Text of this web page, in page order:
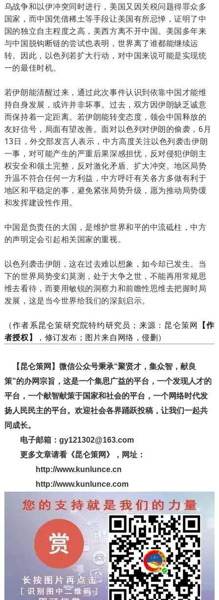
乌战争和以伊冲突同时进行，美国又因关税问题得罪众多
国家，而中国凭借稀土等手段让美国有所忌惮，证明了中
国的独立自主程度之高，美西方离不开中国。美国多年来
与中国脱钩断链的尝试也表明，世界离了谁都能继续运
转。因此，以色列若扩大行动，对中国来说可能是实现统
一的最佳时机。
若伊朗能清醒过来，通过此次事件认识到依靠中国才能维
持自身发展，或许并非坏事。过去，双方因伊朗缺乏诚意
而保持着一定距离。若伊朗能转变态度，领会中国释放的
友好信号，局面有望改善。面对以色列对伊朗的偷袭，6月
13日，外交部发言人表示，中方高度关注以色列袭击伊朗
一事，对可能产生的严重后果深感担忧，反对侵犯伊朗主
权安全和领土完整，反对激化矛盾、扩大冲突。地区局势
升温不符合任何一方利益，中方呼吁有关各方多做有利于
地区和平稳定的事，避免紧张局势升级，愿为推动局势缓
和发挥建设性作用。
中国是负责任的大国，是维护世界和平的中流砥柱，中方
的声明定会引起相关国家的重视。
以色列袭击伊朗，这在过去难以想象，如今却已发生。当
下的世界局势变幻莫测，处于大争之世，不能再用常规思
维去看待，而要用敏锐的洞察力和前瞻性思维去把握时局
发展，这是当今世界给我们的深刻启示。
（作者系昆仑策研究院特约研究员； 来源： 昆仑策网
【作
者授权】
，修订发布； 图片来自网络，侵删）
【昆仑策网】微信公众号秉承“聚贤才，集众智，献良
策”的办网宗旨，这是一个集思广益的平台，一个发现人才的
平台，一个献智献策于国家和社会的平台，一个网络时代发
扬人民民主的平台。欢迎社会各界踊跃投稿，让我们一起共
同成长。
电子邮箱：gy121302@163.com
更多文章请看《昆仑策网》，网址：
http://www.kunlunce.cn
http://www.kunlunce.com